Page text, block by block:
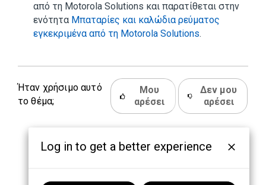
από τη Motorola Solutions και παρατίθεται στην
ενότητα Μπαταρίες και καλώδια ρεύματος
εγκεκριμένα από τη Motorola Solutions.
Ήταν χρήσιμο αυτό
το θέμα;
Μου
αρέσει
Δεν μου
αρέσει
Log in to get a better experience